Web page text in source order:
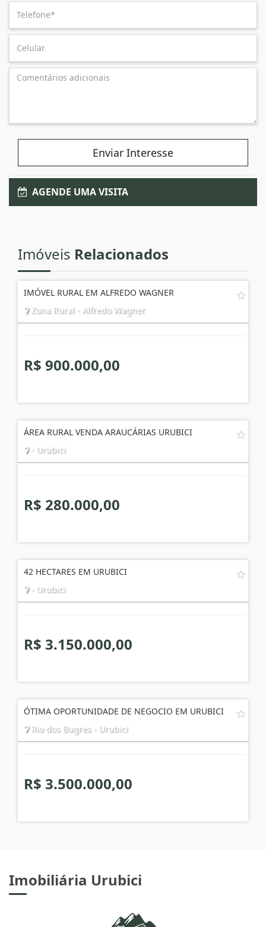
Enviar Interesse
AGENDE UMA VISITA
Imóveis Relacionados
IMÓVEL RURAL EM ALFREDO WAGNER
Zona Rural - Alfredo Wagner
R$ 900.000,00
ÁREA RURAL VENDA ARAUCÁRIAS URUBICI
- Urubici
R$ 280.000,00
42 HECTARES EM URUBICI
- Urubici
R$ 3.150.000,00
ÓTIMA OPORTUNIDADE DE NEGOCIO EM URUBICI
Rio dos Bugres - Urubici
R$ 3.500.000,00
Imobiliária Urubici